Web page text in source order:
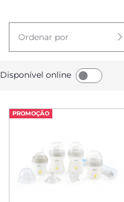
Ordenar por
Disponível online
PROMOÇÃO